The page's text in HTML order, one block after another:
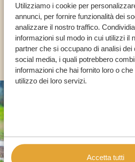
Utilizziamo i cookie per
annunci, per fornire funzionalità dei
analizzare il nostro traffico.
informazioni sul modo in cui utilizzi il
partner che si occupano di analisi dei
social media, i quali potrebbero
informazioni che hai fornito loro o
utilizzo dei loro servizi.
Accetta tutti
IT:+39
ALTRI PAESI